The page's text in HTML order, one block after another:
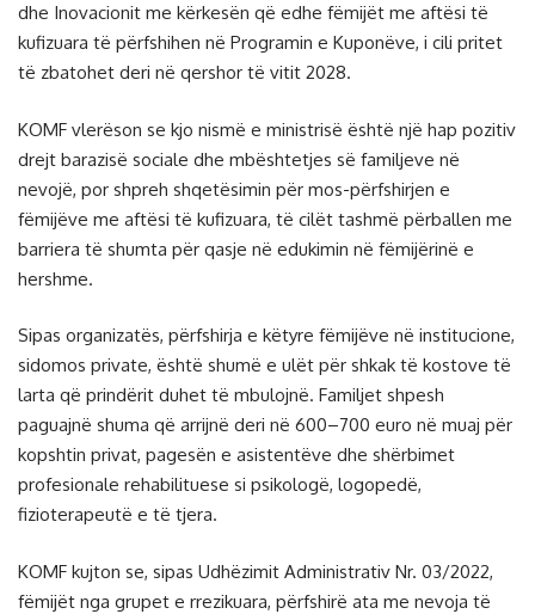
dhe Inovacionit me kërkesën që edhe fëmijët me aftësi të
kufizuara të përfshihen në Programin e Kuponëve, i cili pritet
të zbatohet deri në qershor të vitit 2028.
KOMF vlerëson se kjo nismë e ministrisë është një hap pozitiv
drejt barazisë sociale dhe mbështetjes së familjeve në
nevojë, por shpreh shqetësimin për mos-përfshirjen e
fëmijëve me aftësi të kufizuara, të cilët tashmë përballen me
barriera të shumta për qasje në edukimin në fëmijërinë e
hershme.
Sipas organizatës, përfshirja e këtyre fëmijëve në institucione,
sidomos private, është shumë e ulët për shkak të kostove të
larta që prindërit duhet të mbulojnë. Familjet shpesh
paguajnë shuma që arrijnë deri në 600–700 euro në muaj për
kopshtin privat, pagesën e asistentëve dhe shërbimet
profesionale rehabilituese si psikologë, logopedë,
fizioterapeutë e të tjera.
KOMF kujton se, sipas Udhëzimit Administrativ Nr. 03/2022,
fëmijët nga grupet e rrezikuara, përfshirë ata me nevoja të